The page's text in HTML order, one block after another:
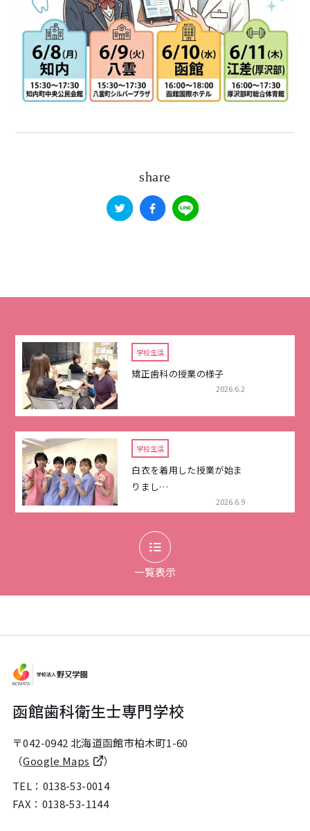
share
学校生活
矯正歯科の授業の様子
2026.6.2
一覧表示
学校生活
白衣を着用した授業が始ま
りまし…
2026.6.9
函館歯科衛生士専門学校
〒042-0942 北海道函館市柏木町1-60
（Google Maps
）
TEL： 0138-53-0014
FAX：0138-53-1144